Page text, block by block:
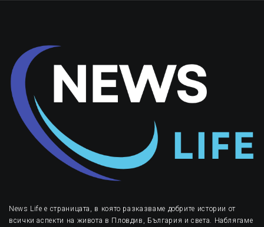
News Life е страницата, в която разказваме добрите истории от
всички аспекти на живота в Пловдив, България и света. Наблягаме